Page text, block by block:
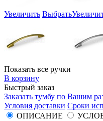
Увеличить Выбрать
Показать все ручки
В корзину
Быстрый заказ
Заказать тумбу по Вашим
Условия доставки Сроки
ОПИСАНИЕ